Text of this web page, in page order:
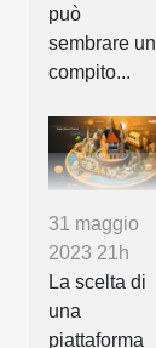
può
sembrare un
compito...
31 maggio
2023 21h
La scelta di
una
piattaforma